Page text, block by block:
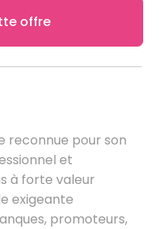
offre
reconnue pour son
et
à forte valeur
exigeante
promoteurs,